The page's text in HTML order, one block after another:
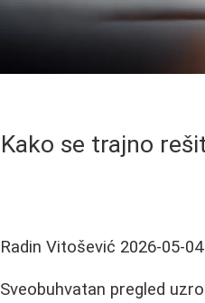
Kako se trajno
Radin Vitošević 2026-05-04
Sveobuhvatan pregled